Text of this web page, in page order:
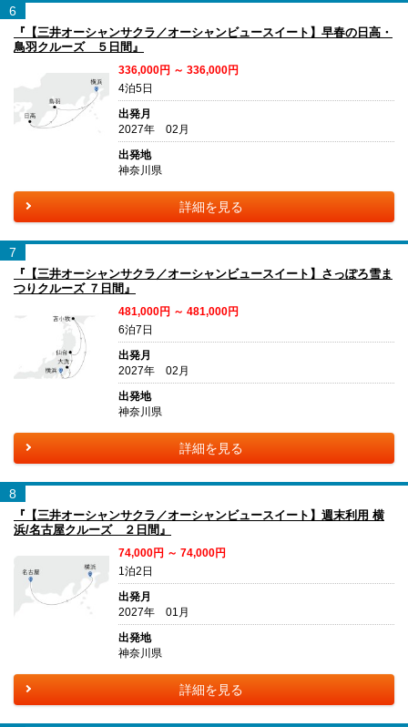
6
『【三井オーシャンサクラ／オーシャンビュースイート】早春の日高・
鳥羽クルーズ ５日間』
336,000円 ～ 336,000円
4泊5日
出発月
2027年 02月
出発地
神奈川県
詳細を見る
7
『【三井オーシャンサクラ／オーシャンビュースイート】さっぽろ雪ま
つりクルーズ ７日間』
481,000円 ～ 481,000円
6泊7日
出発月
2027年 02月
出発地
神奈川県
詳細を見る
8
『【三井オーシャンサクラ／オーシャンビュースイート】週末利用 横
浜/名古屋クルーズ ２日間』
74,000円 ～ 74,000円
1泊2日
出発月
2027年 01月
出発地
神奈川県
詳細を見る